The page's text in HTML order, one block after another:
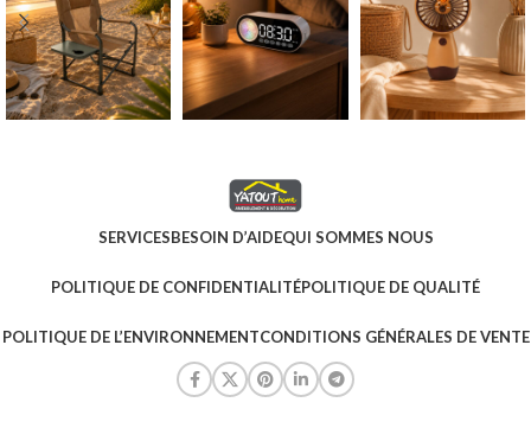
SERVICESBESOIN D’AIDEQUI SOMMES NOUS
POLITIQUE DE CONFIDENTIALITÉPOLITIQUE DE QUALITÉ
POLITIQUE DE L’ENVIRONNEMENTCONDITIONS GÉNÉRALES DE VENTE